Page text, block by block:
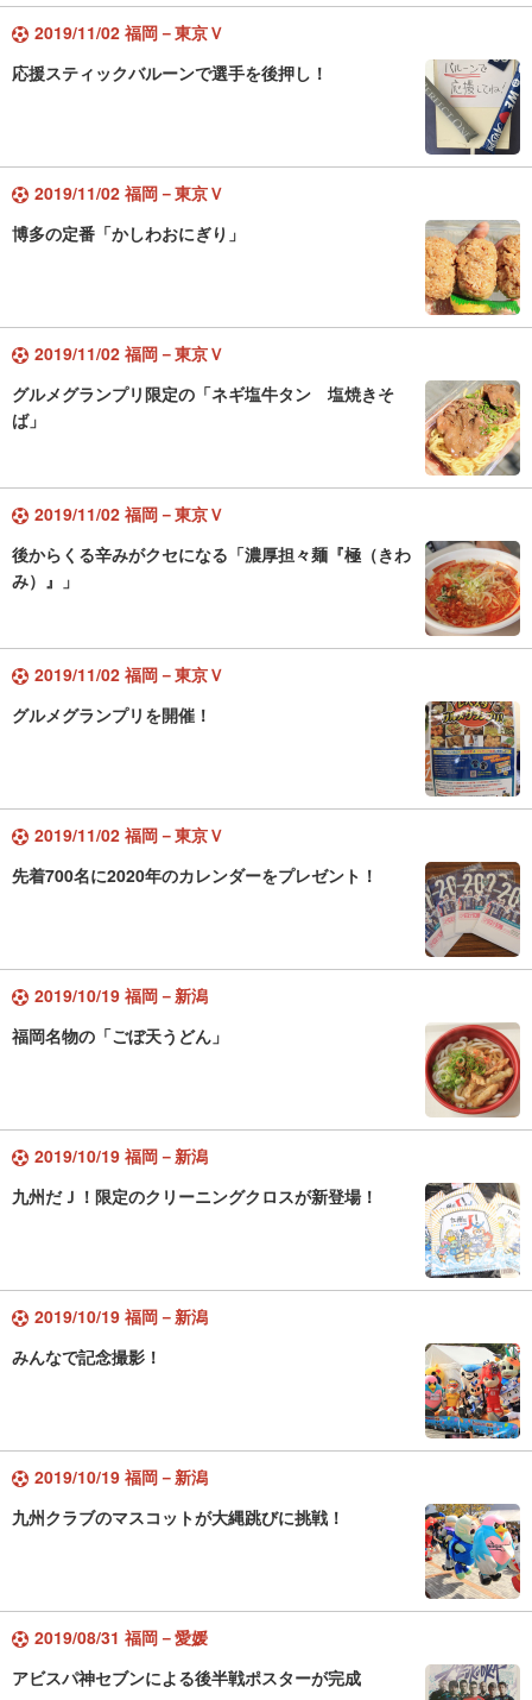
2019/11/02 福岡－東京Ｖ
応援スティックバルーンで選手を後押し！
2019/11/02 福岡－東京Ｖ
博多の定番「かしわおにぎり」
2019/11/02 福岡－東京Ｖ
グルメグランプリ限定の「ネギ塩牛タン 塩焼きそ
ば」
2019/11/02 福岡－東京Ｖ
後からくる辛みがクセになる「濃厚担々麺『極（きわ
み）』」
2019/11/02 福岡－東京Ｖ
グルメグランプリを開催！
2019/11/02 福岡－東京Ｖ
先着700名に2020年のカレンダーをプレゼント！
2019/10/19 福岡－新潟
福岡名物の「ごぼ天うどん」
2019/10/19 福岡－新潟
九州だＪ！限定のクリーニングクロスが新登場！
2019/10/19 福岡－新潟
みんなで記念撮影！
2019/10/19 福岡－新潟
九州クラブのマスコットが大縄跳びに挑戦！
2019/08/31 福岡－愛媛
アビスパ神セブンによる後半戦ポスターが完成